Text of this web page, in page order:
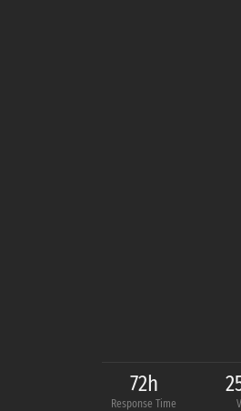
72h
Response Time